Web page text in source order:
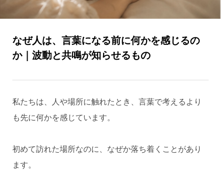
なぜ人は、言葉になる前に何かを感じるの
か｜波動と共鳴が知らせるもの
私たちは、人や場所に触れたとき、言葉で考えるより
も先に何かを感じています。
初めて訪れた場所なのに、なぜか落ち着くことがあり
ます。